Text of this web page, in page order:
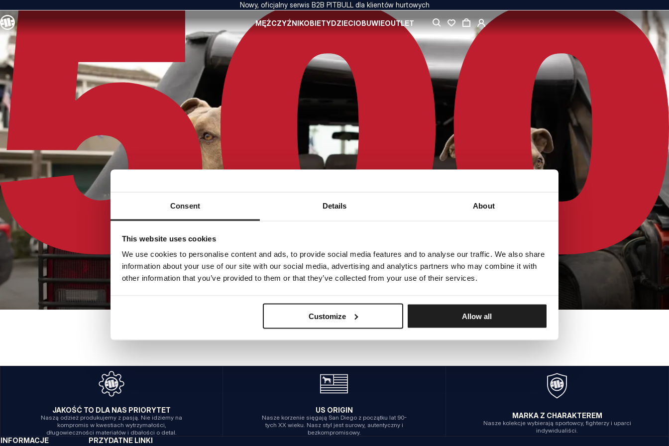
Consent Details About
This website uses cookies
We use cookies to personalise content and ads, to provide social media features and to analyse our traffic. We also share
information about your use of our site with our social media, advertising and analytics partners who may combine it with
other information that you’ve provided to them or that they’ve collected from your use of their services.
Customize Allow all
Nowy, oficjalny serwis B2B PITBULL dla klientów hurtowych
MĘŻCZYŹNIKOBIETYDZIECIOBUWIEOUTLET
WEWNĘTRZNY BŁĄD SERWERA
POWRÓT NA STRONĘ GŁÓWNĄ
JAKOŚĆ TO DLA NAS PRIORYTET
Naszą odzież produkujemy z pasją. Nie idziemy na
kompromis w kwestiach wytrzymałości,
długowieczności materiałów i dbałości o detal.
US ORIGIN
Nasze korzenie sięgają San Diego z początku lat 90-
tych XX wieku. Nasz styl jest surowy, autentyczny i
bezkompromisowy.
MARKA Z CHARAKTEREM
Nasze kolekcje wybierają sportowcy, fighterzy i uparci
indywidualiści.
INFORMACJE
PRZYDATNE LINKI